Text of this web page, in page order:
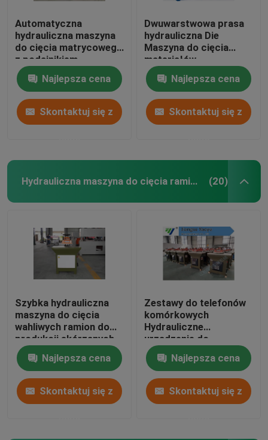
Automatyczna
hydrauliczna maszyna
do cięcia matrycowego
z podajnikiem
jednostronnym do
pianki EVA / pianki
Najlepsza cena
Skontaktuj się z
Dwuwarstwowa prasa
hydrauliczna Die
Maszyna do cięcia
materiałów
szerokostopowych /
wielowarstwowych
Najlepsza cena
Skontaktuj się z
Hydrauliczna maszyna do cięcia ramion wahadłowych (20)
Szybka hydrauliczna
maszyna do cięcia
wahliwych ramion do
produkcji skórzanych
rękawiczek
Najlepsza cena
Skontaktuj się z
Zestawy do telefonów
komórkowych
Hydrauliczne
urządzenie do
obracania ramieniem
obrotowym 5-55mm
Regulacja skoku
Najlepsza cena
Skontaktuj się z